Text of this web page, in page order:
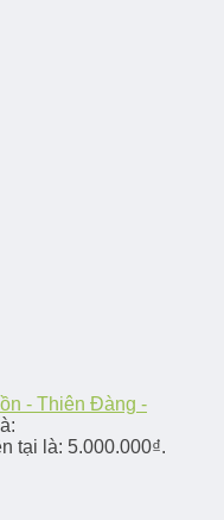
- Thiên Đàng -
tại là: 5.000.000₫.